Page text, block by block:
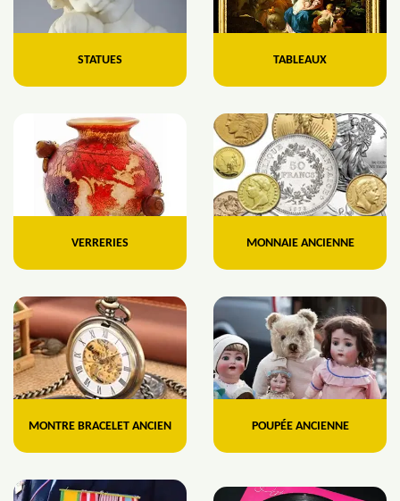
STATUES TABLEAUX
VERRERIES MONNAIE ANCIENNE
MONTRE BRACELET ANCIEN POUPÉE ANCIENNE